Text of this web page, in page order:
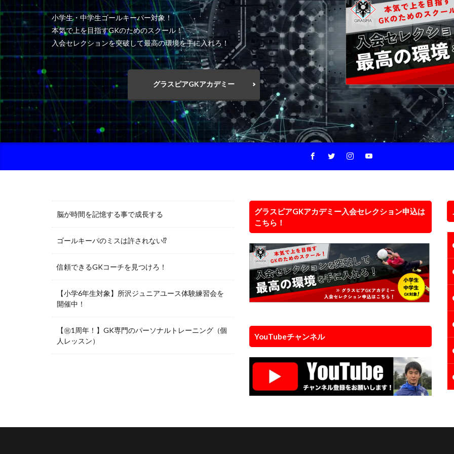
小学生・中学生ゴールキーパー対象！
本気で上を目指すGKのためのスクール！
入会セレクションを突破して最高の環境を手に入れろ！
グラスピアGKアカデミー
脳が時間を記憶する事で成長する
ゴールキーパのミスは許されない⁉︎
信頼できるGKコーチを見つけろ！
【小学6年生対象】所沢ジュニアユース体験練習会を
開催中！
【㊗️1周年！】GK専門のパーソナルトレーニング（個
人レッスン）
グラスピアGKアカデミー入会セレクション申込は
こちら！
YouTubeチャンネル